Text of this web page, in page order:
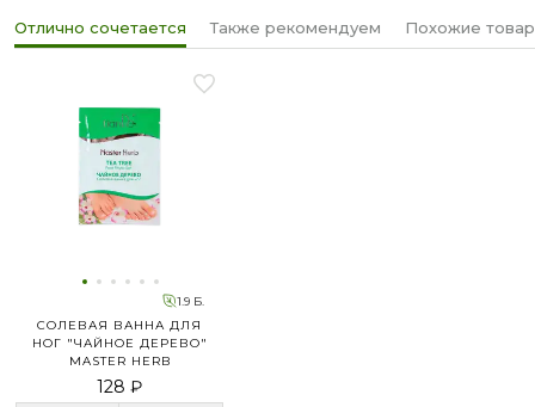
Отлично сочетается Также рекомендуем Похожие
1.9 Б.
СОЛЕВАЯ ВАННА ДЛЯ
НОГ "ЧАЙНОЕ ДЕРЕВО"
MASTER HERB
128 ₽